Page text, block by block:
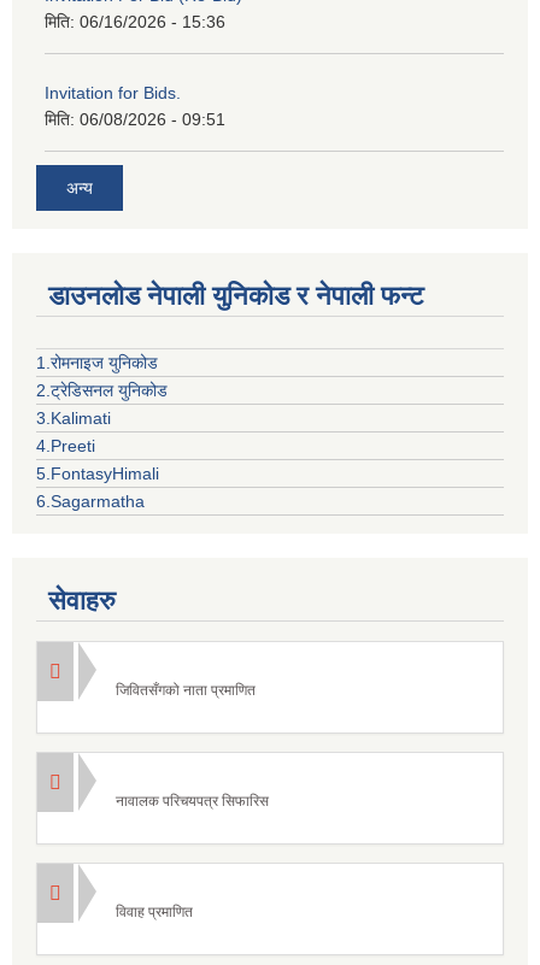
मिति: 06/16/2026 - 15:36
Invitation for Bids.
मिति: 06/08/2026 - 09:51
अन्य
डाउनलोड नेपाली युनिकोड र नेपाली फन्ट
1.रोमनाइज युनिकोड
2.ट्रेडिसनल युनिकोड
3.Kalimati
4.Preeti
5.FontasyHimali
6.Sagarmatha
सेवाहरु
जिवितसँगको नाता प्रमाणित
नावालक परिचयपत्र सिफारिस
विवाह प्रमाणित